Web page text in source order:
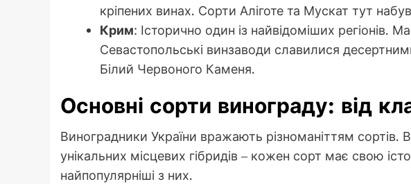
кріпених винах. Сорти Аліготе та Мускат тут
Крим: Історично один із найвідоміших регіонів.
Севастопольські винзаводи славилися
Білий Червоного Каменя.
Основні сорти винограду: від
Виноградники України вражають різноманіттям сортів.
унікальних місцевих гібридів – кожен сорт має свою
найпопулярніші з них.